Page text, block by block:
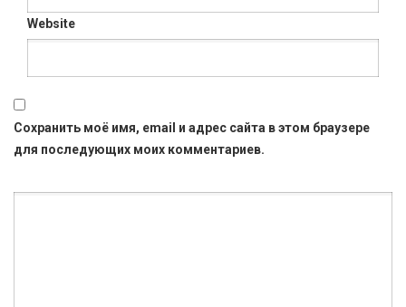
Website
Сохранить моё имя, email и адрес сайта в этом браузере
для последующих моих комментариев.